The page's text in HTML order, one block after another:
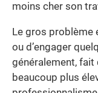
moins cher son
Le gros problème
ou d’engager
généralement, fait
beaucoup plus